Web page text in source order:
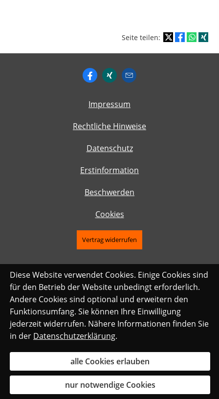
Seite teilen:
Impressum
Rechtliche Hinweise
Datenschutz
Erstinformation
Beschwerden
Cookies
Vertrag widerrufen
Diese Website verwendet Cookies. Einige Cookies sind
für den Betrieb der Website unbedingt erforderlich.
Andere Cookies sind optional und erweitern den
Funktionsumfang. Sie können Ihre Einwilligung
jederzeit widerrufen. Nähere Informationen finden Sie
in der Datenschutzerklärung.
alle Cookies erlauben
nur notwendige Cookies